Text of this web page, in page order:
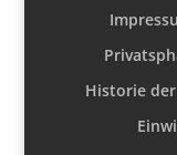
Historie